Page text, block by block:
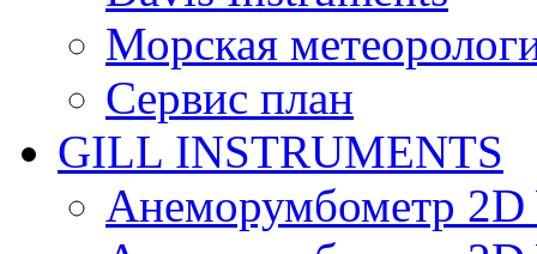
Морская
Сервис план
GILL INSTRUMENTS
Анеморумбометр 2D